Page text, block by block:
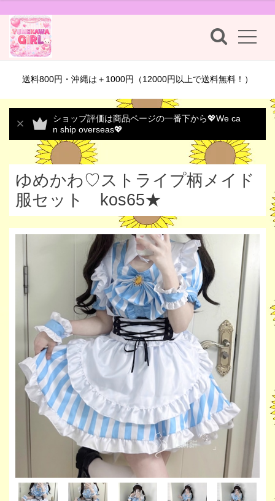
送料800円・沖縄は＋1000円（12000円以上で送料無料！）
ショップ評価は商品ページの一番下から💖We ca
n ship overseas💖
ゆめかわ♡ストライプ柄メイド
服セット kos65★